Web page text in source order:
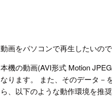
動画をパソコンで再生したいの
本機の動画(AVI形式 Motion
なります。 また、そのデータ－
ら、以下のような動作環境を推奨